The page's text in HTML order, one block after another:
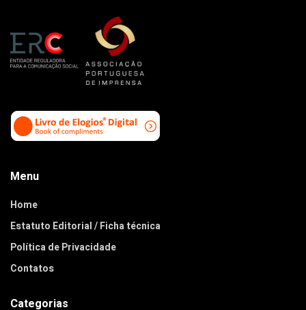
Menu
Home
Estatuto Editorial / Ficha técnica
Política de Privacidade
Contatos
Categorias